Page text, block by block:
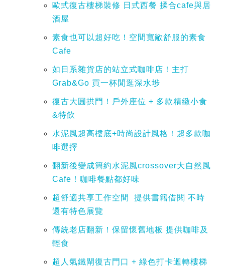
歐式復古樓梯裝修 日式西餐 揉合cafe與居
酒屋
素食也可以超好吃！空間寬敞舒服的素食
Cafe
如日系雜貨店的站立式咖啡店！主打
Grab&Go 買一杯閒逛深水埗
復古大圓拱門！戶外座位 + 多款精緻小食
&特飲
水泥風超高樓底+時尚設計風格！超多款咖
啡選擇
翻新後變成簡約水泥風crossover大自然風
Cafe！咖啡餐點都好味
超舒適共享工作空間 提供書籍借閱 不時
還有特色展覽
傳統老店翻新！保留懷舊地板 提供咖啡及
輕食
超人氣鐵閘復古門口 + 綠色打卡迴轉樓梯